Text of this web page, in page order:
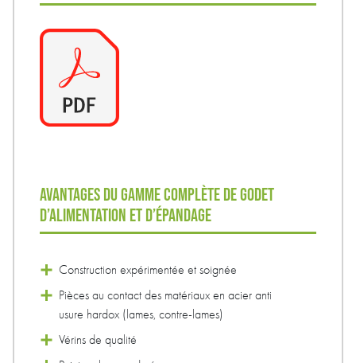
AVANTAGES DU GAMME COMPLÈTE DE GODET
D’ALIMENTATION ET D’ÉPANDAGE
Construction expérimentée et soignée
Pièces au contact des matériaux en acier anti
usure hardox (lames, contre-lames)
Vérins de qualité